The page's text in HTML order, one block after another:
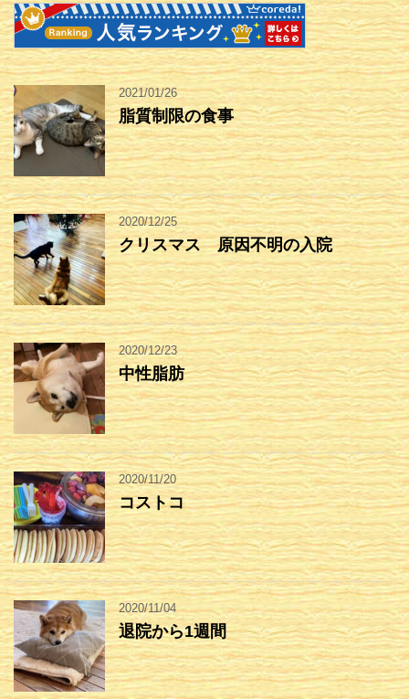
2021/01/26
脂質制限の食事
2020/12/25
クリスマス 原因不明の入院
2020/12/23
中性脂肪
2020/11/20
コストコ
2020/11/04
退院から1週間